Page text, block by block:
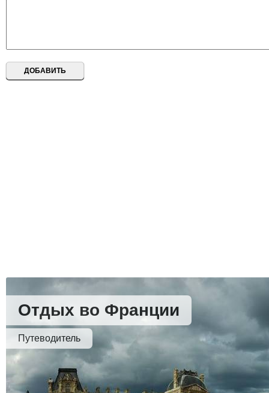
Отдых во Франции
Путеводитель